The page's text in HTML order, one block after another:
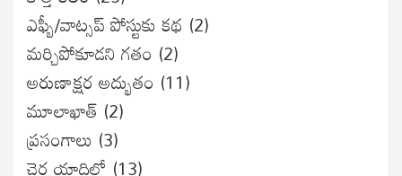
ఎఫ్బీ/వాట్సప్ పోస్టుకు కథ (2)
మర్చిపోకూడని గతం (2)
అరుణాక్షర అద్భుతం (11)
మూలాఖాత్ (2)
ప్రసంగాలు (3)
చెర యాదిలో (13)